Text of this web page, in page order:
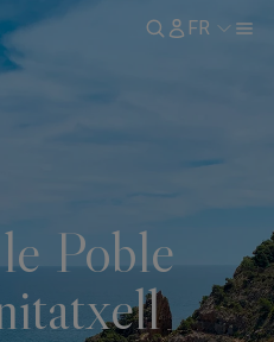
FR
Poble